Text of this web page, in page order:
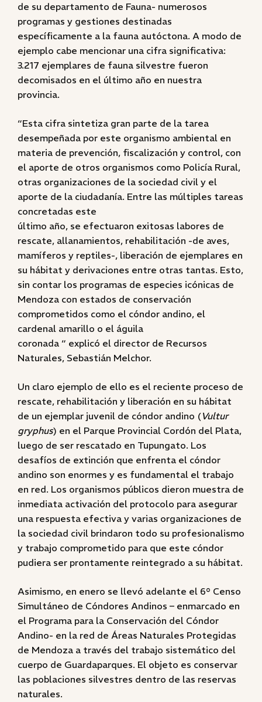
de su departamento de Fauna- numerosos
programas y gestiones destinadas
específicamente a la fauna autóctona. A modo de
ejemplo cabe mencionar una cifra significativa:
3.217 ejemplares de fauna silvestre fueron
decomisados en el último año en nuestra
provincia.
“Esta cifra sintetiza gran parte de la tarea
desempeñada por este organismo ambiental en
materia de prevención, fiscalización y control, con
el aporte de otros organismos como Policía Rural,
otras organizaciones de la sociedad civil y el
aporte de la ciudadanía. Entre las múltiples tareas
concretadas este
último año, se efectuaron exitosas labores de
rescate, allanamientos, rehabilitación -de aves,
mamíferos y reptiles-, liberación de ejemplares en
su hábitat y derivaciones entre otras tantas. Esto,
sin contar los programas de especies icónicas de
Mendoza con estados de conservación
comprometidos como el cóndor andino, el
cardenal amarillo o el águila
coronada “ explicó el director de Recursos
Naturales, Sebastián Melchor.
Un claro ejemplo de ello es el reciente proceso de
rescate, rehabilitación y liberación en su hábitat
de un ejemplar juvenil de cóndor andino (Vultur
gryphus) en el Parque Provincial Cordón del Plata,
luego de ser rescatado en Tupungato. Los
desafíos de extinción que enfrenta el cóndor
andino son enormes y es fundamental el trabajo
en red. Los organismos públicos dieron muestra de
inmediata activación del protocolo para asegurar
una respuesta efectiva y varias organizaciones de
la sociedad civil brindaron todo su profesionalismo
y trabajo comprometido para que este cóndor
pudiera ser prontamente reintegrado a su hábitat.
Asimismo, en enero se llevó adelante el 6° Censo
Simultáneo de Cóndores Andinos – enmarcado en
el Programa para la Conservación del Cóndor
Andino- en la red de Áreas Naturales Protegidas
de Mendoza a través del trabajo sistemático del
cuerpo de Guardaparques. El objeto es conservar
las poblaciones silvestres dentro de las reservas
naturales.